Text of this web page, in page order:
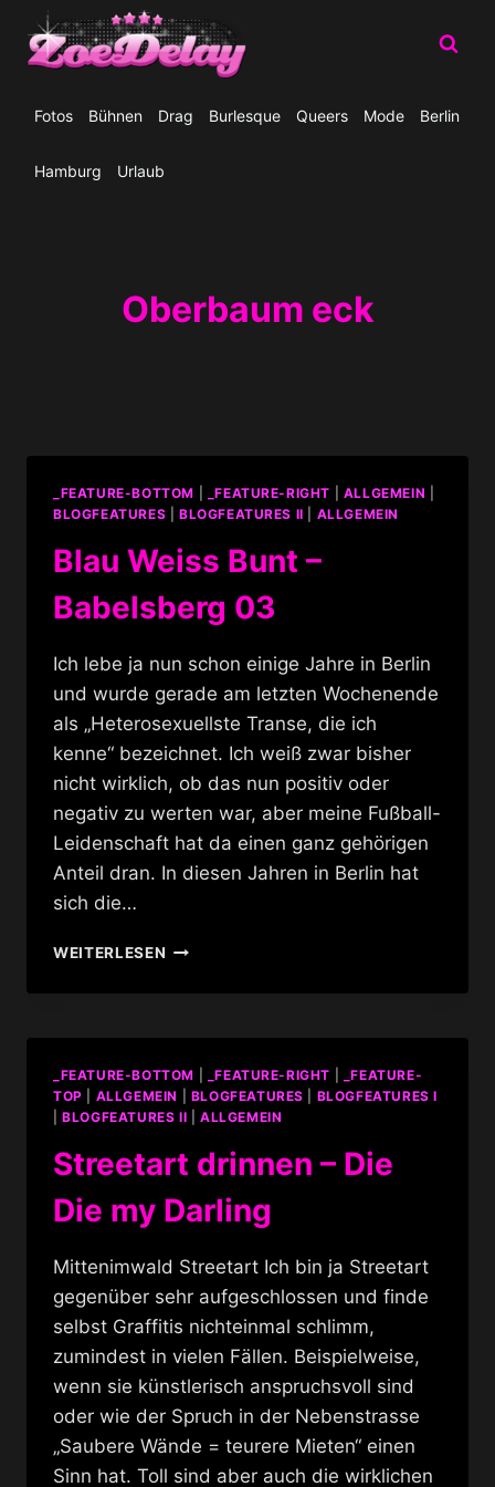
Inhalt
springen
Fotos Bühnen Drag Burlesque Queers Mode Berlin
Hamburg Urlaub
Oberbaum eck
_FEATURE-BOTTOM _FEATURE-RIGHT ALLGEMEIN
BLOGFEATURES
BLOGFEATURES II ALLGEMEIN
Blau Weiss Bunt –
Babelsberg 03
Ich lebe ja nun schon einige Jahre in Berlin
und wurde gerade am letzten Wochenende
als „Heterosexuellste Transe, die ich
kenne“ bezeichnet. Ich weiß zwar bisher
nicht wirklich, ob das nun positiv oder
negativ zu werten war, aber meine Fußball-
Leidenschaft hat da einen ganz gehörigen
Anteil dran. In diesen Jahren in Berlin hat
sich die…
WEITERLESENBLAU
BUNT
BABELSBERG
_FEATURE-BOTTOM _FEATURE-RIGHT
_FEATURE-
TOP
ALLGEMEIN BLOGFEATURES
BLOGFEATURES I
|BLOGFEATURES II ALLGEMEIN
Streetart drinnen – Die
Die my Darling
Mittenimwald Streetart Ich bin ja Streetart
gegenüber sehr aufgeschlossen und finde
selbst Graffitis nichteinmal schlimm,
zumindest in vielen Fällen. Beispielweise,
wenn sie künstlerisch anspruchsvoll sind
oder wie der Spruch in der Nebenstrasse
„Saubere Wände = teurere Mieten“ einen
Sinn hat. Toll sind aber auch die wirklichen